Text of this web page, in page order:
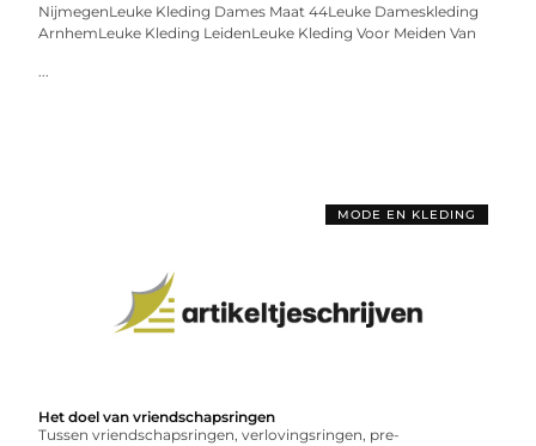
NijmegenLeuke Kleding Dames Maat 44Leuke Dameskleding
ArnhemLeuke Kleding LeidenLeuke Kleding Voor Meiden Van
...
MODE EN KLEDING
Het doel van vriendschapsringen
Tussen vriendschapsringen, verlovingsringen, pre-